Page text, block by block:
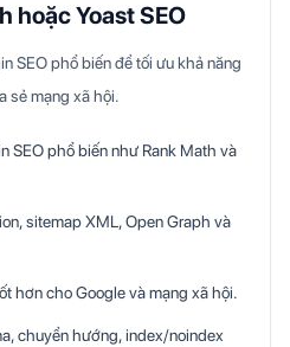
hoặc Yoast SEO
SEO phổ biến để tối ưu khả năng
sẻ mạng xã hội.
SEO phổ biến như Rank Math và
sitemap XML, Open Graph và
hơn cho Google và mạng xã hội.
chuyển hướng, index/noindex